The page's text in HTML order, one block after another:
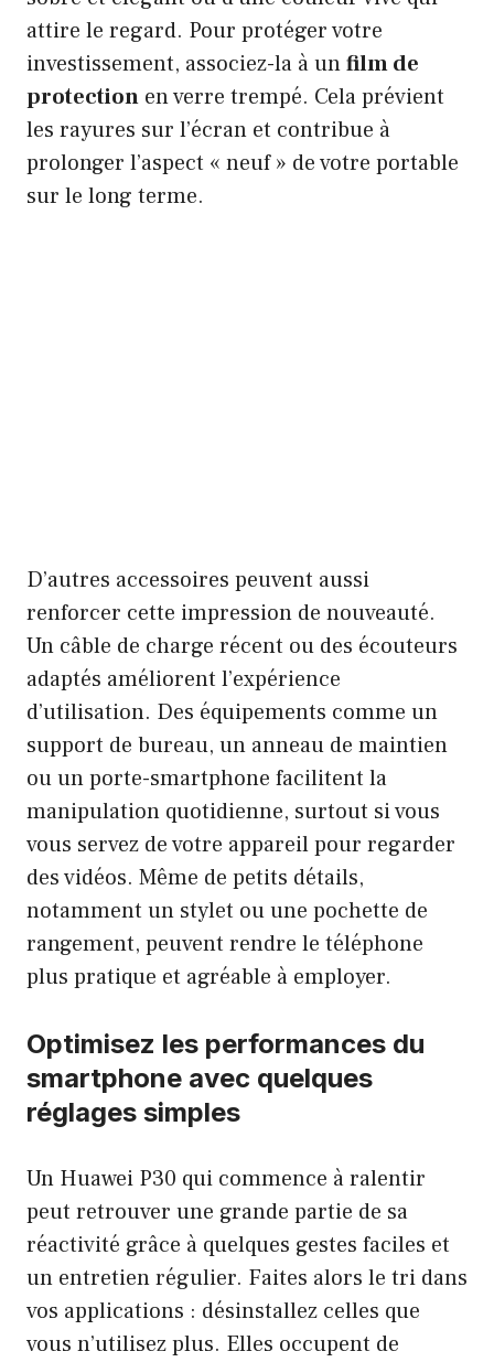
attire le regard. Pour protéger votre
investissement, associez-la à unfilm de
protection en verre trempé. Cela prévient
les rayures sur l’écran et contribue à
prolonger l’aspect « neuf » de votre portable
sur le long terme.
D’autres accessoires peuvent aussi
renforcer cette impression de nouveauté.
Un câble de charge récent ou des écouteurs
adaptés améliorent l’expérience
d’utilisation. Des équipements comme un
support de bureau, un anneau de maintien
ou un porte-smartphone facilitent la
manipulation quotidienne, surtout si vous
vous servez de votre appareil pour regarder
des vidéos. Même de petits détails,
notamment un stylet ou une pochette de
rangement, peuvent rendre le téléphone
plus pratique et agréable à employer.
Optimisez les performances du
smartphone avec quelques
réglages simples
Un Huawei P30 qui commence à ralentir
peut retrouver une grande partie de sa
réactivité grâce à quelques gestes faciles et
un entretien régulier. Faites alors le tri dans
vos applications : désinstallez celles que
vous n’utilisez plus. Elles occupent de